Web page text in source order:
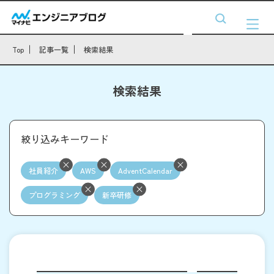
Top 記事一覧 検索結果
検索結果
絞り込みキーワード
社員紹介 AWS AdventCalendar
プログラミング 新卒研修